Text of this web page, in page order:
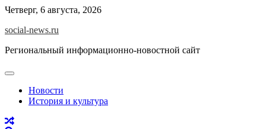
Skip
content
Четверг, 6 августа, 2026
social-news.ru
Региональный информационно-новостной сайт
Новости
История и культура